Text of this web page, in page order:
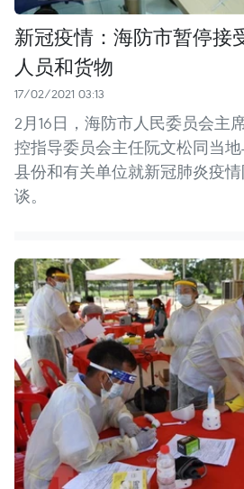
新冠疫情：海防市暂停接
人员和货物
17/02/2021 03:13
2月16日，海防市人民委员会主
控指导委员会主任阮文松同当
县份和有关单位就新冠肺炎疫
谈。